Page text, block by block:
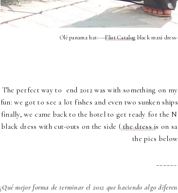
Olé panama hat----Flirt Catalog black maxi
The perfect way to end 2012 was with something on
fun: we got to see a lot fishes and even two sunken
finally, we came back to the hotel to get ready for the
black dress with cut-outs on the side (the dress is on
the pics
¿Qué mejor forma de terminar el 2012 que haciendo algo